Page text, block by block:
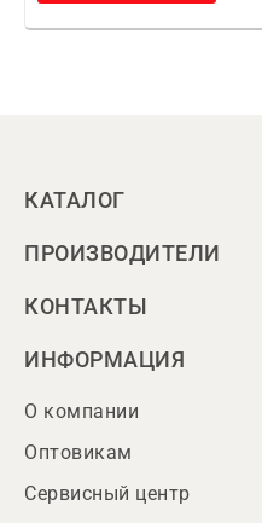
КАТАЛОГ
ПРОИЗВОДИТЕЛИ
КОНТАКТЫ
ИНФОРМАЦИЯ
О компании
Оптовикам
Сервисный центр